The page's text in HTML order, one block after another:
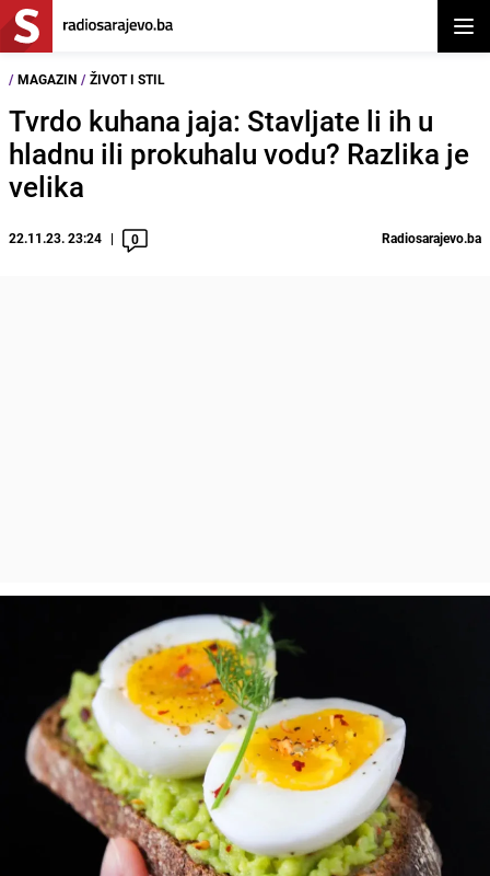
/ MAGAZIN / ŽIVOT I STIL
Tvrdo kuhana jaja: Stavljate li ih u
hladnu ili prokuhalu vodu? Razlika je
velika
22.11.23. 23:24 0 Radiosarajevo.ba